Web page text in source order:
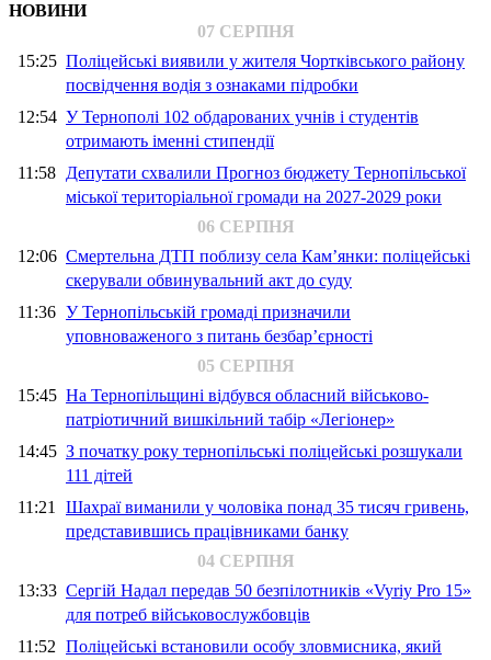
НОВИНИ
07 СЕРПНЯ
15:25 Поліцейські виявили у жителя Чортківського району
посвідчення водія з ознаками підробки
12:54 У Тернополі 102 обдарованих учнів і студентів
отримають іменні стипендії
11:58 Депутати схвалили Прогноз бюджету Тернопільської
міської територіальної громади на 2027-2029 роки
06 СЕРПНЯ
12:06 Смертельна ДТП поблизу села Кам’янки: поліцейські
скерували обвинувальний акт до суду
11:36 У Тернопільській громаді призначили
уповноваженого з питань безбар’єрності
05 СЕРПНЯ
15:45 На Тернопільщині відбувся обласний військово-
патріотичний вишкільний табір «Легіонер»
14:45 З початку року тернопільські поліцейські розшукали
111 дітей
11:21 Шахраї виманили у чоловіка понад 35 тисяч гривень,
представившись працівниками банку
04 СЕРПНЯ
13:33 Сергій Надал передав 50 безпілотників «Vyriy Pro 15»
для потреб військовослужбовців
11:52 Поліцейські встановили особу зловмисника, який